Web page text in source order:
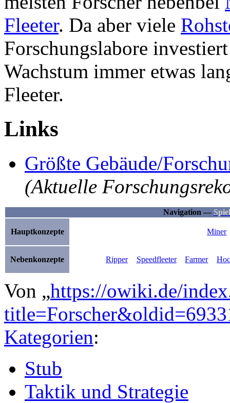
Fleeter. Da aber viele
Forschungslabore
Wachstum immer etwas
Fleeter.
Links
Größte Gebäude/
(Aktuelle
Navigation —
Hauptkonzepte Miner
Nebenkonzepte Ripper Speedfleeter Farmer
Von „https://owiki.de/
Kategorien:
Stub
Taktik und Strategie